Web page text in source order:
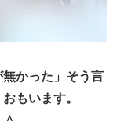
無かった」そう言
もいます。